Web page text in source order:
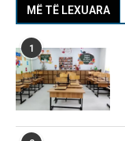
MË TË LEXUARA
1